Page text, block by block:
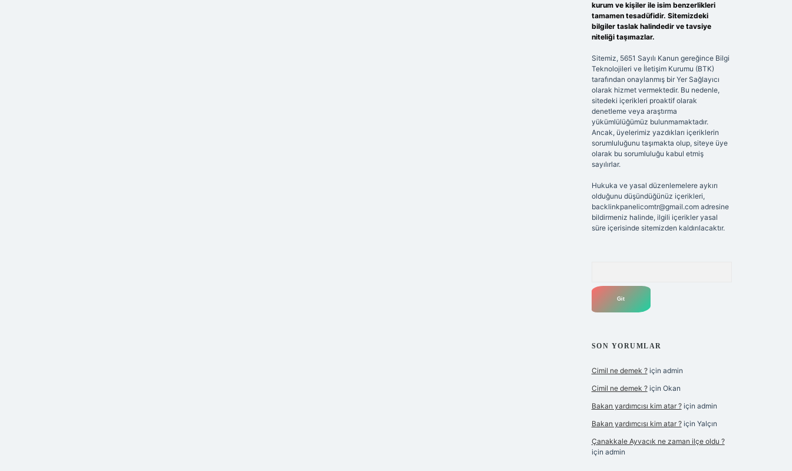
kurum ve kişiler ile isim benzerlikleri
tamamen tesadüfidir. Sitemizdeki
bilgiler taslak halindedir ve tavsiye
niteliği taşımazlar.
Sitemiz, 5651 Sayılı Kanun gereğince Bilgi
Teknolojileri ve İletişim Kurumu (BTK)
tarafından onaylanmış bir Yer Sağlayıcı
olarak hizmet vermektedir. Bu nedenle,
sitedeki içerikleri proaktif olarak
denetleme veya araştırma
yükümlülüğümüz bulunmamaktadır.
Ancak, üyelerimiz yazdıkları içeriklerin
sorumluluğunu taşımakta olup, siteye üye
olarak bu sorumluluğu kabul etmiş
sayılırlar.
Hukuka ve yasal düzenlemelere aykırı
olduğunu düşündüğünüz içerikleri,
backlinkpanelicomtr@gmail.comadresine
bildirmeniz halinde, ilgili içerikler yasal
süre içerisinde sitemizden kaldırılacaktır.
SON YORUMLAR
Cimil ne demek ?için admin
Cimil ne demek ?için Okan
Bakan yardımcısı kim atar ?için admin
Bakan yardımcısı kim atar ?için Yalçın
Çanakkale Ayvacık ne zaman ilçe oldu ?
için admin